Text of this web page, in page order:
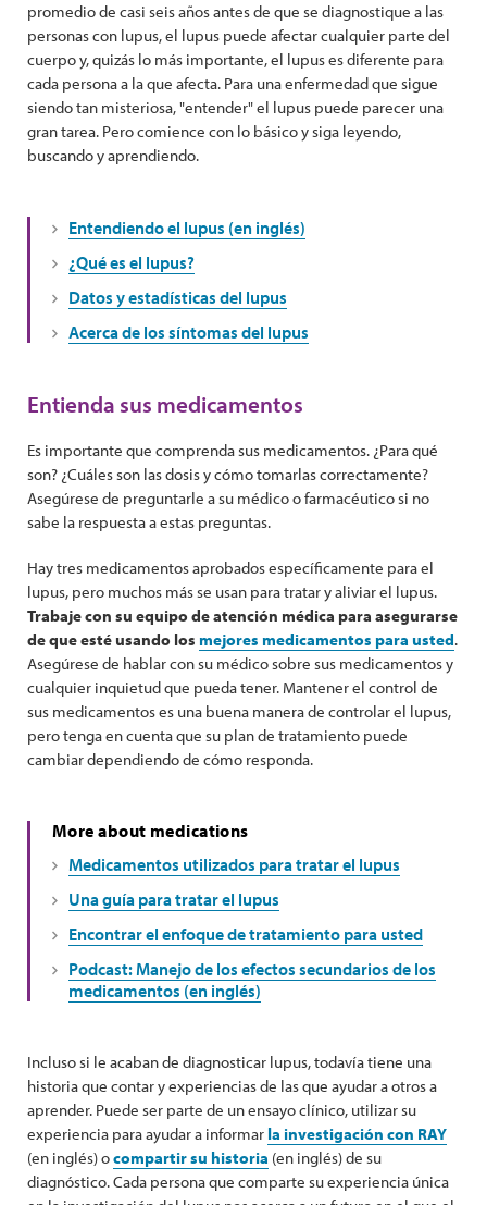
promedio de casi seis años antes de que se diagnostique a las
personas con lupus, el lupus puede afectar cualquier parte del
cuerpo y, quizás lo más importante, el lupus es diferente para
cada persona a la que afecta. Para una enfermedad que sigue
siendo tan misteriosa, "entender" el lupus puede parecer una
gran tarea. Pero comience con lo básico y siga leyendo,
buscando y aprendiendo.
Entendiendo el lupus (en inglés)
¿Qué es el lupus?
Datos y estadísticas del lupus
Acerca de los síntomas del lupus
Entienda sus medicamentos
Es importante que comprenda sus medicamentos. ¿Para qué
son? ¿Cuáles son las dosis y cómo tomarlas correctamente?
Asegúrese de preguntarle a su médico o farmacéutico si no
sabe la respuesta a estas preguntas.
Hay tres medicamentos aprobados específicamente para el
lupus, pero muchos más se usan para tratar y aliviar el lupus.
Trabaje con su equipo de atención médica para asegurarse
de que esté usando los mejores medicamentos para usted.
Asegúrese de hablar con su médico sobre sus medicamentos y
cualquier inquietud que pueda tener. Mantener el control de
sus medicamentos es una buena manera de controlar el lupus,
pero tenga en cuenta que su plan de tratamiento puede
cambiar dependiendo de cómo responda.
More about medications
Medicamentos utilizados para tratar el lupus
Una guía para tratar el lupus
Encontrar el enfoque de tratamiento para usted
Podcast: Manejo de los efectos secundarios de los
medicamentos (en inglés)
Incluso si le acaban de diagnosticar lupus, todavía tiene una
historia que contar y experiencias de las que ayudar a otros a
aprender. Puede ser parte de un ensayo clínico, utilizar su
experiencia para ayudar a informar la investigación con RAY
(en inglés) ocompartir su historia (en inglés) de su
diagnóstico. Cada persona que comparte su experiencia única